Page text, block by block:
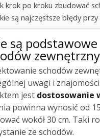
krok po kroku zbudować
są najczęstsze błędy
są
schodów
uwagi i
jest dostosowanie
powinna wynosić od
wokół 30 cm. Taki
ze schodów.